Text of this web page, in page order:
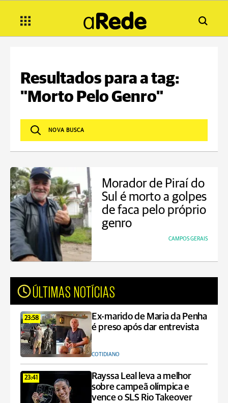
Resultados para a tag:
"Morto Pelo Genro"
Morador de Piraí do
Sul é morto a golpes
de faca pelo próprio
genro
CAMPOS GERAIS
ÚLTIMAS NOTÍCIAS
23:58
Ex-marido de Maria da Penha
é preso após dar entrevista
COTIDIANO
23:41
Rayssa Leal leva a melhor
sobre campeã olímpica e
vence o SLS Rio Takeover